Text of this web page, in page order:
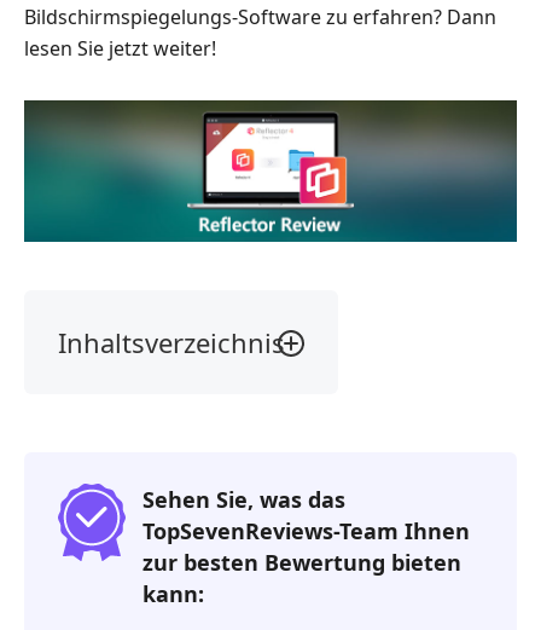
Bildschirmspiegelungs‑Software zu erfahren? Dann
lesen Sie jetzt weiter!
Inhaltsverzeichnis
Reflektor
Reflektor
Review
Sehen Sie, was das
TopSevenReviews-Team Ihnen
zur besten Bewertung bieten
kann: